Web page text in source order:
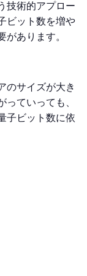
技術的アプロー
ビット数を増や
があります。
のサイズが大き
っていっても、
子ビット数に依